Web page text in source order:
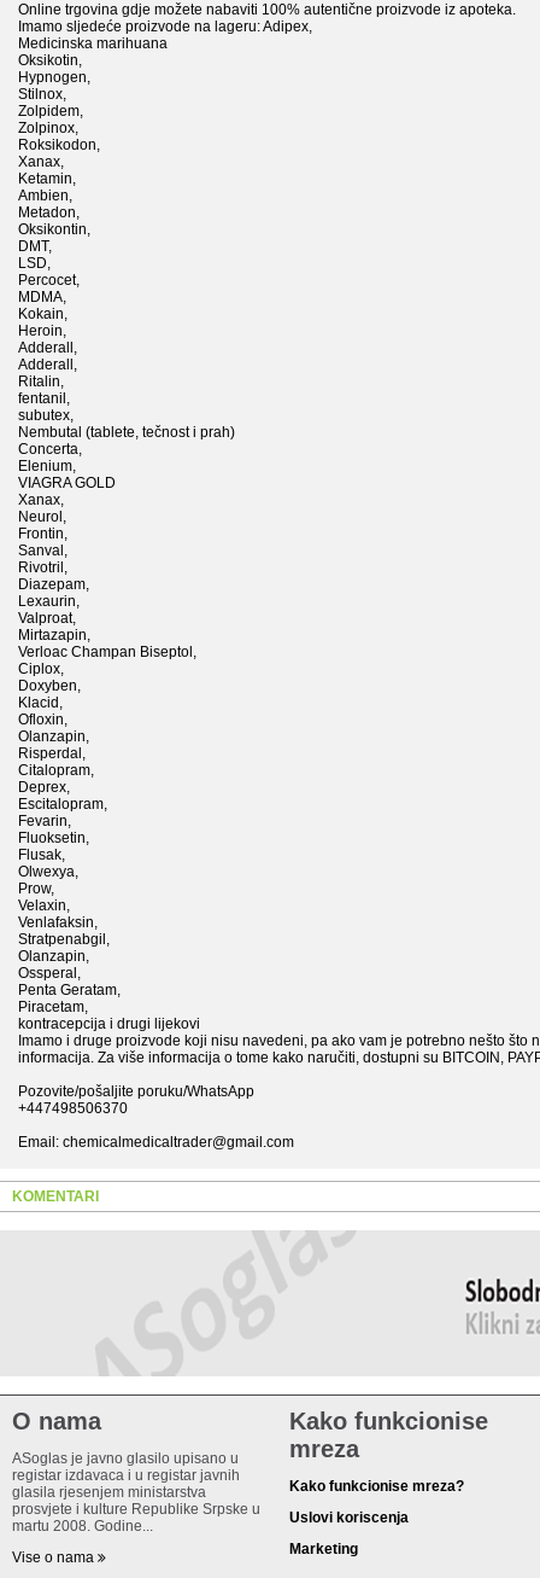
Online trgovina gdje možete nabaviti 100% autentične proizvode iz apoteka.
Imamo sljedeće proizvode na lageru: Adipex,
Medicinska marihuana
Oksikotin,
Hypnogen,
Stilnox,
Zolpidem,
Zolpinox,
Roksikodon,
Xanax,
Ketamin,
Ambien,
Metadon,
Oksikontin,
DMT,
LSD,
Percocet,
MDMA,
Kokain,
Heroin,
Adderall,
Adderall,
Ritalin,
fentanil,
subutex,
Nembutal (tablete, tečnost i prah)
Concerta,
Elenium,
VIAGRA GOLD
Xanax,
Neurol,
Frontin,
Sanval,
Rivotril,
Diazepam,
Lexaurin,
Valproat,
Mirtazapin,
Verloac Champan Biseptol,
Ciplox,
Doxyben,
Klacid,
Ofloxin,
Olanzapin,
Risperdal,
Citalopram,
Deprex,
Escitalopram,
Fevarin,
Fluoksetin,
Flusak,
Olwexya,
Prow,
Velaxin,
Venlafaksin,
Stratpenabgil,
Olanzapin,
Ossperal,
Penta Geratam,
Piracetam,
kontracepcija i drugi lijekovi
Imamo i druge proizvode koji nisu navedeni, pa ako vam je potrebno nešto što
informacija. Za više informacija o tome kako naručiti, dostupni su BITCOIN,
Pozovite/pošaljite poruku/WhatsApp
+447498506370
Email: chemicalmedicaltrader@gmail.com
KOMENTARI
O nama
ASoglas je javno glasilo upisano u
registar izdavaca i u registar javnih
glasila rjesenjem ministarstva
prosvjete i kulture Republike Srpske u
martu 2008. Godine...
Vise o nama
Kako funkcionise
mreza
Kako funkcionise mreza?
Uslovi koriscenja
Marketing